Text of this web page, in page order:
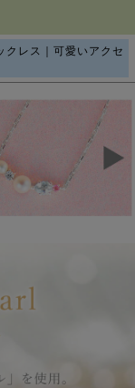
レス｜可愛いアクセ